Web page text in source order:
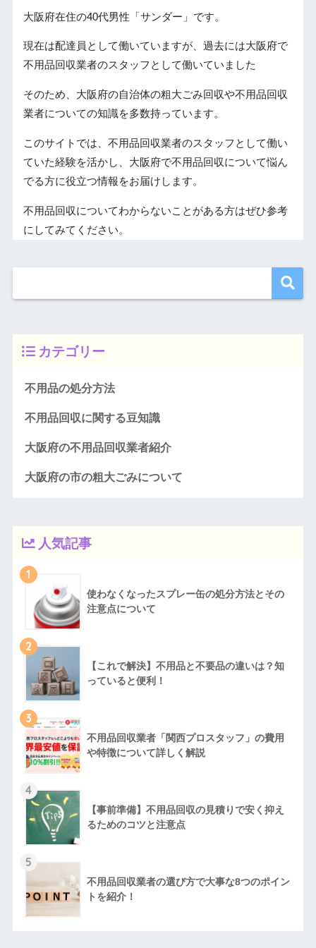
大阪府在住の40代男性「サンダー」です。
現在は配達員として働いていますが、過去には大阪府で
不用品回収業者のスタッフとして働いていました
そのため、大阪府の自治体の粗大ごみ回収や不用品回収
業者についての知識を多数持っています。
このサイトでは、不用品回収業者のスタッフとして働い
ていた経験を活かし、大阪府で不用品回収について悩ん
でる方に役立つ情報をお届けします。
不用品回収についてわからないことがある方はぜひ参考
にしてみてください。
カテゴリー
不用品の処分方法
不用品回収に関する豆知識
大阪府の不用品回収業者紹介
大阪府の市の粗大ごみについて
人気記事
1
使わなくなったスプレー缶の処分方法とその
注意点について
2
【これで解決】不用品と不要品の違いは？知
っていると便利！
3
不用品回収業者「関西プロスタッフ」の費用
や特徴について詳しく解説
4
【事前準備】不用品回収の見積りで安く抑え
るためのコツと注意点
5
不用品回収業者の選び方で大事な8つのポイン
トを紹介！